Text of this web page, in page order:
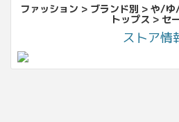
ファッション > ブランド別 > や/
トップス > セ
ストア情